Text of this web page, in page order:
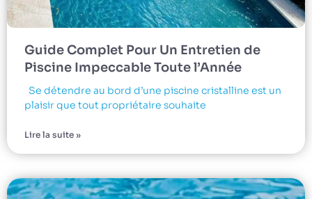
Guide Complet Pour Un Entretien de
Piscine Impeccable Toute l’Année
Se détendre au bord d’une piscine cristalline est un
plaisir que tout propriétaire souhaite
Lire la suite »